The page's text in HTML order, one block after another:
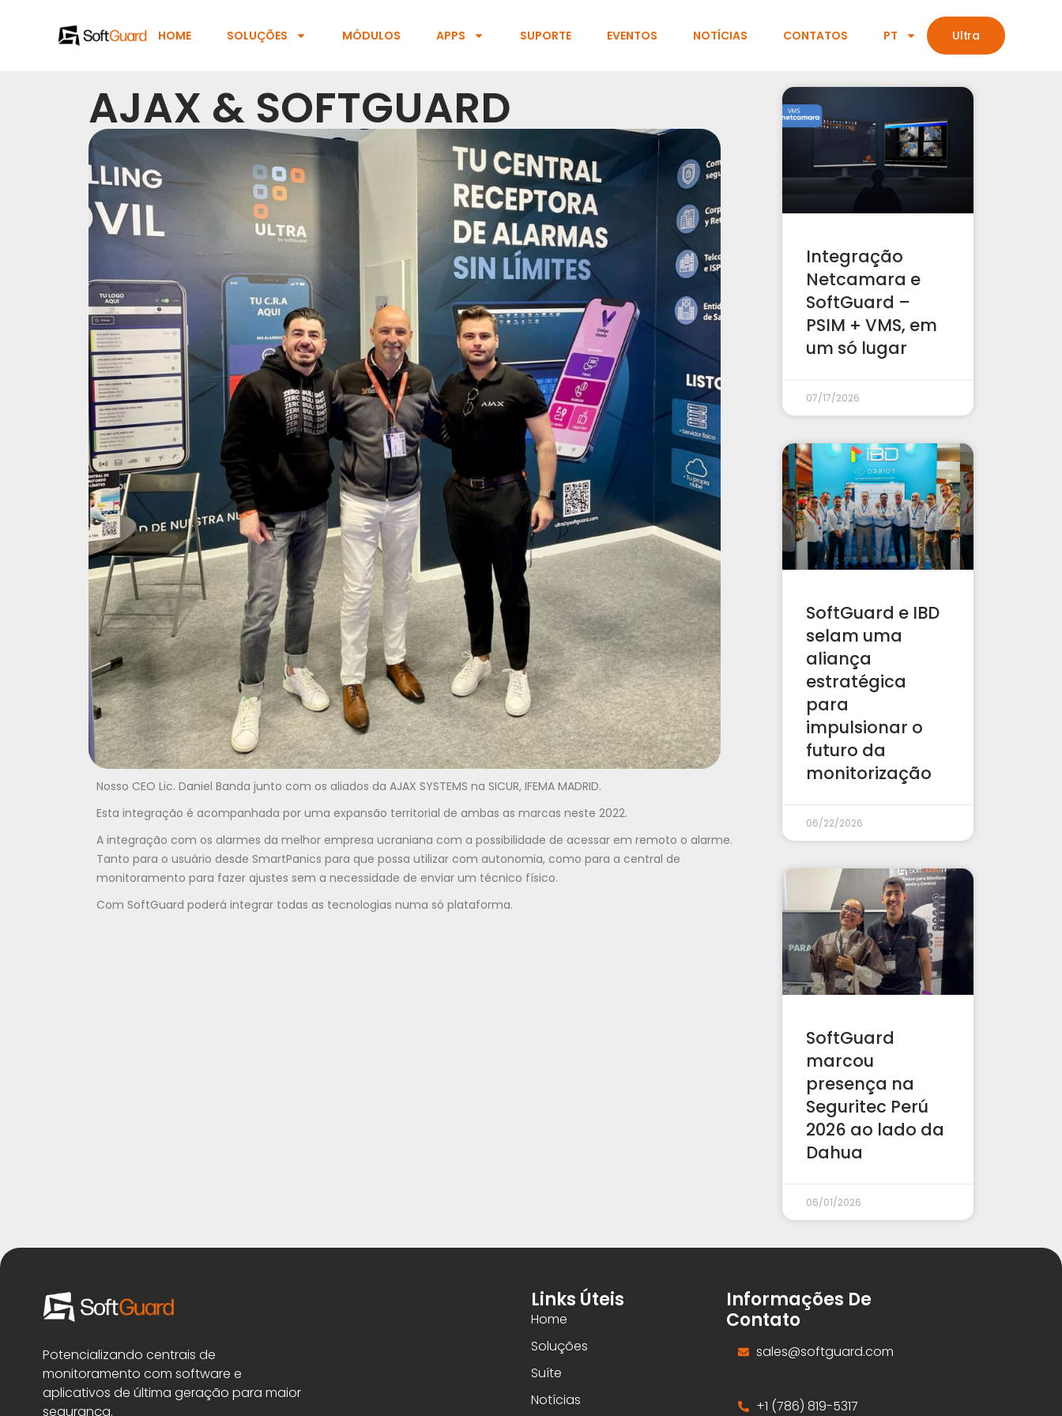
HOME SOLUÇÕES MÓDULOS APPS SUPORTE EVENTOS NOTÍCIAS CONTATOS PT Ultra
AJAX & SOFTGUARD
Nosso CEO Lic. Daniel Banda junto com os aliados da AJAX SYSTEMS na SICUR, IFEMA MADRID.
Esta integração é acompanhada por uma expansão territorial de ambas as marcas neste 2022.
A integração com os alarmes da melhor empresa ucraniana com a possibilidade de acessar em remoto o alarme.
Tanto para o usuário desde SmartPanics para que possa utilizar com autonomia, como para a central de
monitoramento para fazer ajustes sem a necessidade de enviar um técnico físico.
Com SoftGuard poderá integrar todas as tecnologias numa só plataforma.
Integração
Netcamara e
SoftGuard –
PSIM + VMS, em
um só lugar
07/17/2026
SoftGuard e IBD
selam uma
aliança
estratégica
para
impulsionar o
futuro da
monitorização
06/22/2026
SoftGuard
marcou
presença na
Seguritec Perú
2026 ao lado da
Dahua
06/01/2026
Potencializando centrais de
monitoramento com software e
aplicativos de última geração para maior
segurança.
Links Úteis
Home
Soluções
Suíte
Notícias
Informações De
Contato
sales@softguard.com
+1 (786) 819-5317